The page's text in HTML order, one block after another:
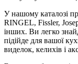
У нашому каталозі
RINGEL, Fissler,
інших. Ви легко
підійде для вашої
виделок, келихів і